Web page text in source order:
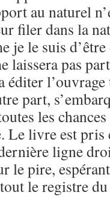
au naturel
filer dans la
je le suis
pas
éditer
part,
les
Le livre est pris
ligne
le pire,
le registre